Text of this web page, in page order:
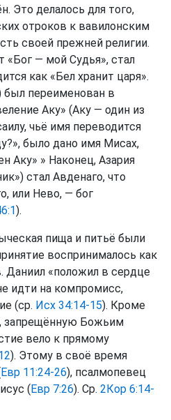
Это делалось для того,
отроков к вавилонским
своей прежней религии.
«Бог — мой Судья», стал
как «Бел хранит царя».
был переименован в
Аку» (Аку — один из
чьё имя переводится
было дано имя Мисах,
Аку» » Наконец, Азария
стал Авденаго, что
или Нево, — бог
).
пища и питьё были
воспринималось как
Даниил «положил в сердце
идти на компромисс,
(ср. Исх 34:14-15). Кроме
запрещённую Божьим
вело к прямому
). Этому в своё время
Евр 11:24-26), псалмопевец
(Евр 7:26). Ср. 2Кор 6:14-